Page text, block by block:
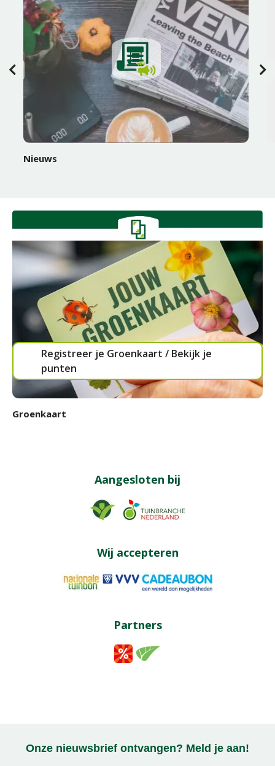
Nieuws
Groenkaart
Registreer je Groenkaart / Bekijk je
punten
Aangesloten bij
Wij accepteren
Partners
Onze nieuwsbrief ontvangen? Meld je aan!